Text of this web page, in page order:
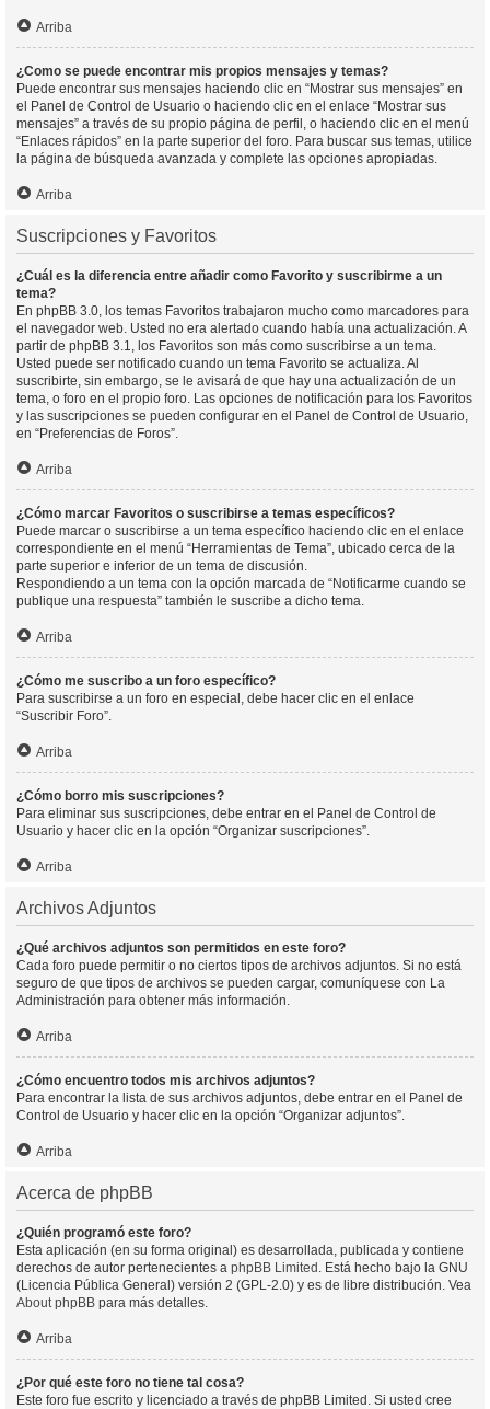
Arriba
¿Como se puede encontrar mis propios mensajes y temas?
Puede encontrar sus mensajes haciendo clic en “Mostrar sus mensajes” en
el Panel de Control de Usuario o haciendo clic en el enlace “Mostrar sus
mensajes” a través de su propio página de perfil, o haciendo clic en el menú
“Enlaces rápidos” en la parte superior del foro. Para buscar sus temas, utilice
la página de búsqueda avanzada y complete las opciones apropiadas.
Arriba
Suscripciones y Favoritos
¿Cuál es la diferencia entre añadir como Favorito y suscribirme a un
tema?
En phpBB 3.0, los temas Favoritos trabajaron mucho como marcadores para
el navegador web. Usted no era alertado cuando había una actualización. A
partir de phpBB 3.1, los Favoritos son más como suscribirse a un tema.
Usted puede ser notificado cuando un tema Favorito se actualiza. Al
suscribirte, sin embargo, se le avisará de que hay una actualización de un
tema, o foro en el propio foro. Las opciones de notificación para los Favoritos
y las suscripciones se pueden configurar en el Panel de Control de Usuario,
en “Preferencias de Foros”.
Arriba
¿Cómo marcar Favoritos o suscribirse a temas específicos?
Puede marcar o suscribirse a un tema específico haciendo clic en el enlace
correspondiente en el menú “Herramientas de Tema”, ubicado cerca de la
parte superior e inferior de un tema de discusión.
Respondiendo a un tema con la opción marcada de “Notificarme cuando se
publique una respuesta” también le suscribe a dicho tema.
Arriba
¿Cómo me suscribo a un foro específico?
Para suscribirse a un foro en especial, debe hacer clic en el enlace
“Suscribir Foro”.
Arriba
¿Cómo borro mis suscripciones?
Para eliminar sus suscripciones, debe entrar en el Panel de Control de
Usuario y hacer clic en la opción “Organizar suscripciones”.
Arriba
Archivos Adjuntos
¿Qué archivos adjuntos son permitidos en este foro?
Cada foro puede permitir o no ciertos tipos de archivos adjuntos. Si no está
seguro de que tipos de archivos se pueden cargar, comuníquese con La
Administración para obtener más información.
Arriba
¿Cómo encuentro todos mis archivos adjuntos?
Para encontrar la lista de sus archivos adjuntos, debe entrar en el Panel de
Control de Usuario y hacer clic en la opción “Organizar adjuntos”.
Arriba
Acerca de phpBB
¿Quién programó este foro?
Esta aplicación (en su forma original) es desarrollada, publicada y contiene
derechos de autor pertenecientes a phpBB Limited . Está hecho bajo la GNU
(Licencia Pública General) versión 2 (GPL-2.0) y es de libre distribución. Vea
About phpBB para más detalles.
Arriba
¿Por qué este foro no tiene tal cosa?
Este foro fue escrito y licenciado a través de phpBB Limited. Si usted cree